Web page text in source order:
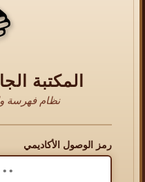
المكتبة
نظام فهرسة
رمز الوصول الأكاديمي